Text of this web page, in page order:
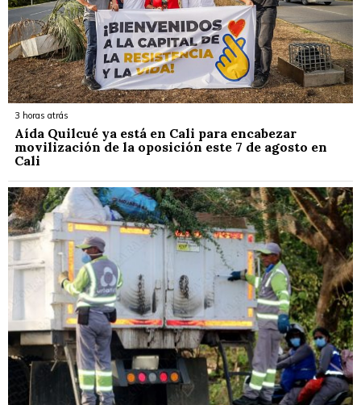
3 horas atrás
Aída Quilcué ya está en Cali para encabezar
movilización de la oposición este 7 de agosto en
Cali